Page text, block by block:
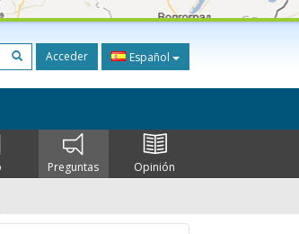
Acceder Español
Preguntas Opinión